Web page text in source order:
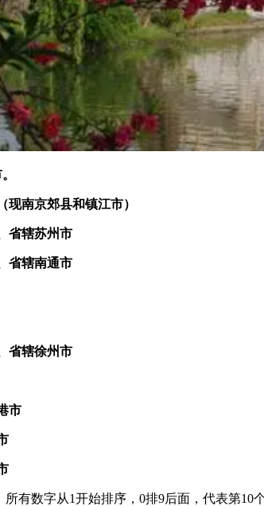
现南京郊县和镇江市）
省辖苏州市
省辖南通市
省辖徐州市
市
数字从1开始排序，0排9后面，代表第10